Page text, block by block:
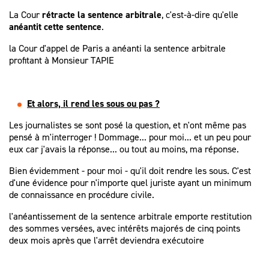
La Courrétracte la sentence arbitrale, c'est-à-dire qu'elle
anéantit cette sentence.
la Cour d'appel de Paris a anéanti la sentence arbitrale
profitant à Monsieur TAPIE
Et alors, il rend les sous ou pas ?
Les journalistes se sont posé la question, et n'ont même pas
pensé à m'interroger ! Dommage... pour moi... et un peu pour
eux car j'avais la réponse... ou tout au moins, ma réponse.
Bien évidemment - pour moi - qu'il doit rendre les sous. C'est
d'une évidence pour n'importe quel juriste ayant un minimum
de connaissance en procédure civile.
l'anéantissement de la sentence arbitrale emporte restitution
des sommes versées, avec intérêts majorés de cinq points
deux mois après que l'arrêt deviendra exécutoire